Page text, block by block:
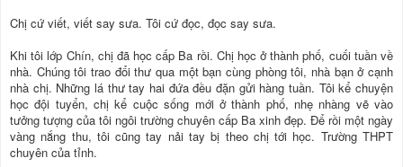
Chị cứ viết, viết say sưa. Tôi cứ đọc, đọc say sưa.
Khi tôi lớp Chín, chị đã học cấp Ba rồi. Chị học ở thành phố, cuối tuần về
nhà. Chúng tôi trao đổi thư qua một bạn cùng phòng tôi, nhà bạn ở cạnh
nhà chị. Những lá thư tay hai đứa đều đặn gửi hàng tuần. Tôi kể chuyện
học đội tuyển, chị kể cuộc sống mới ở thành phố, nhẹ nhàng vẽ vào
tưởng tượng của tôi ngôi trường chuyên cấp Ba xinh đẹp. Để rồi một ngày
vàng nắng thu, tôi cũng tay nải tay bị theo chị tới học. Trường THPT
chuyên của tỉnh.